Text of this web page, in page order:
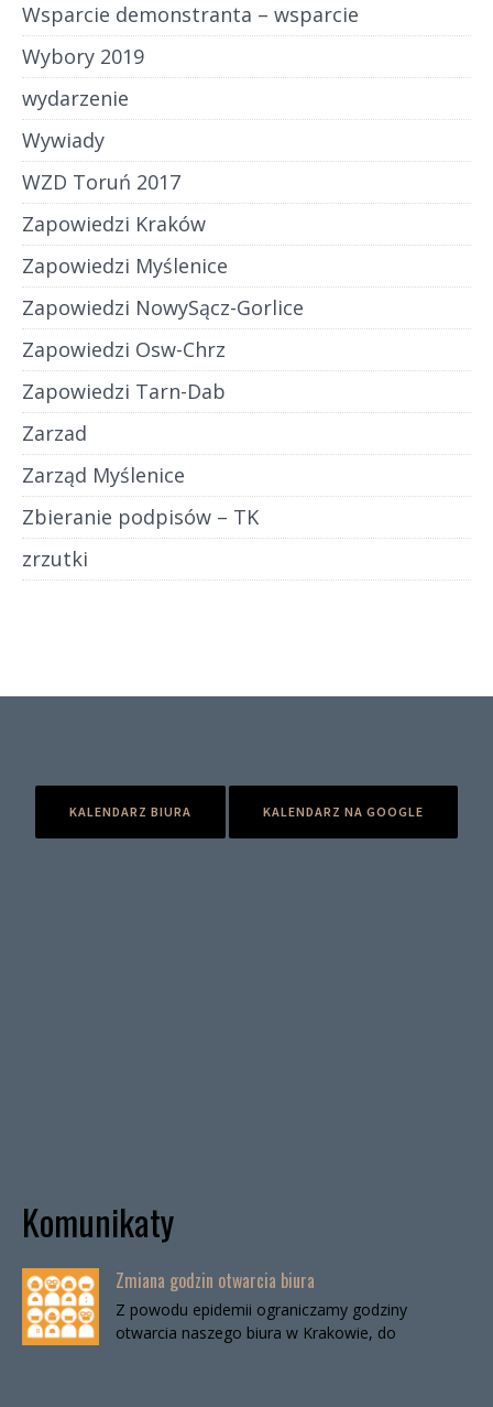
Wsparcie demonstranta – wsparcie
Wybory 2019
wydarzenie
Wywiady
WZD Toruń 2017
Zapowiedzi Kraków
Zapowiedzi Myślenice
Zapowiedzi NowySącz-Gorlice
Zapowiedzi Osw-Chrz
Zapowiedzi Tarn-Dab
Zarzad
Zarząd Myślenice
Zbieranie podpisów – TK
zrzutki
KALENDARZ BIURA KALENDARZ NA GOOGLE
Komunikaty
Zmiana godzin otwarcia biura
Z powodu epidemii ograniczamy godziny
otwarcia naszego biura w Krakowie, do